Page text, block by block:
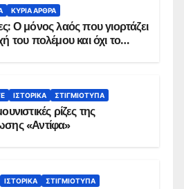
ΚΥΡΙΑ ΑΡΘΡΑ
Ο μόνος λαός που γιορτάζει
του πολέμου και όχι το
ΙΣΤΟΡΙΚΆ ΣΤΙΓΜΙΌΤΥΠΑ
ρίζες της
«Αντίφα»
ΙΣΤΟΡΙΚΆ ΣΤΙΓΜΙΌΤΥΠΑ